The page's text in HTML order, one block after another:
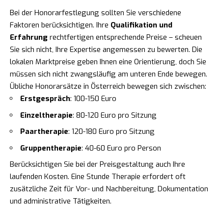
Bei der Honorarfestlegung sollten Sie verschiedene
Faktoren berücksichtigen. Ihre Qualifikation und
Erfahrung rechtfertigen entsprechende Preise – scheuen
Sie sich nicht, Ihre Expertise angemessen zu bewerten. Die
lokalen Marktpreise geben Ihnen eine Orientierung, doch Sie
müssen sich nicht zwangsläufig am unteren Ende bewegen.
Übliche Honorarsätze in Österreich bewegen sich zwischen:
Erstgespräch: 100-150 Euro
Einzeltherapie: 80-120 Euro pro Sitzung
Paartherapie: 120-180 Euro pro Sitzung
Gruppentherapie: 40-60 Euro pro Person
Berücksichtigen Sie bei der Preisgestaltung auch Ihre
laufenden Kosten. Eine Stunde Therapie erfordert oft
zusätzliche Zeit für Vor- und Nachbereitung, Dokumentation
und administrative Tätigkeiten.